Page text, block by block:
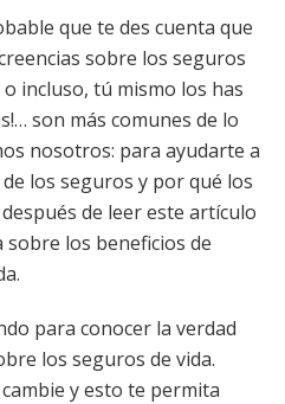
que te des cuenta que
sobre los seguros
incluso, tú mismo los has
son más comunes de lo
nosotros: para ayudarte a
los seguros y por qué los
de leer este artículo
sobre los beneficios de
para conocer la verdad
los seguros de vida.
y esto te permita